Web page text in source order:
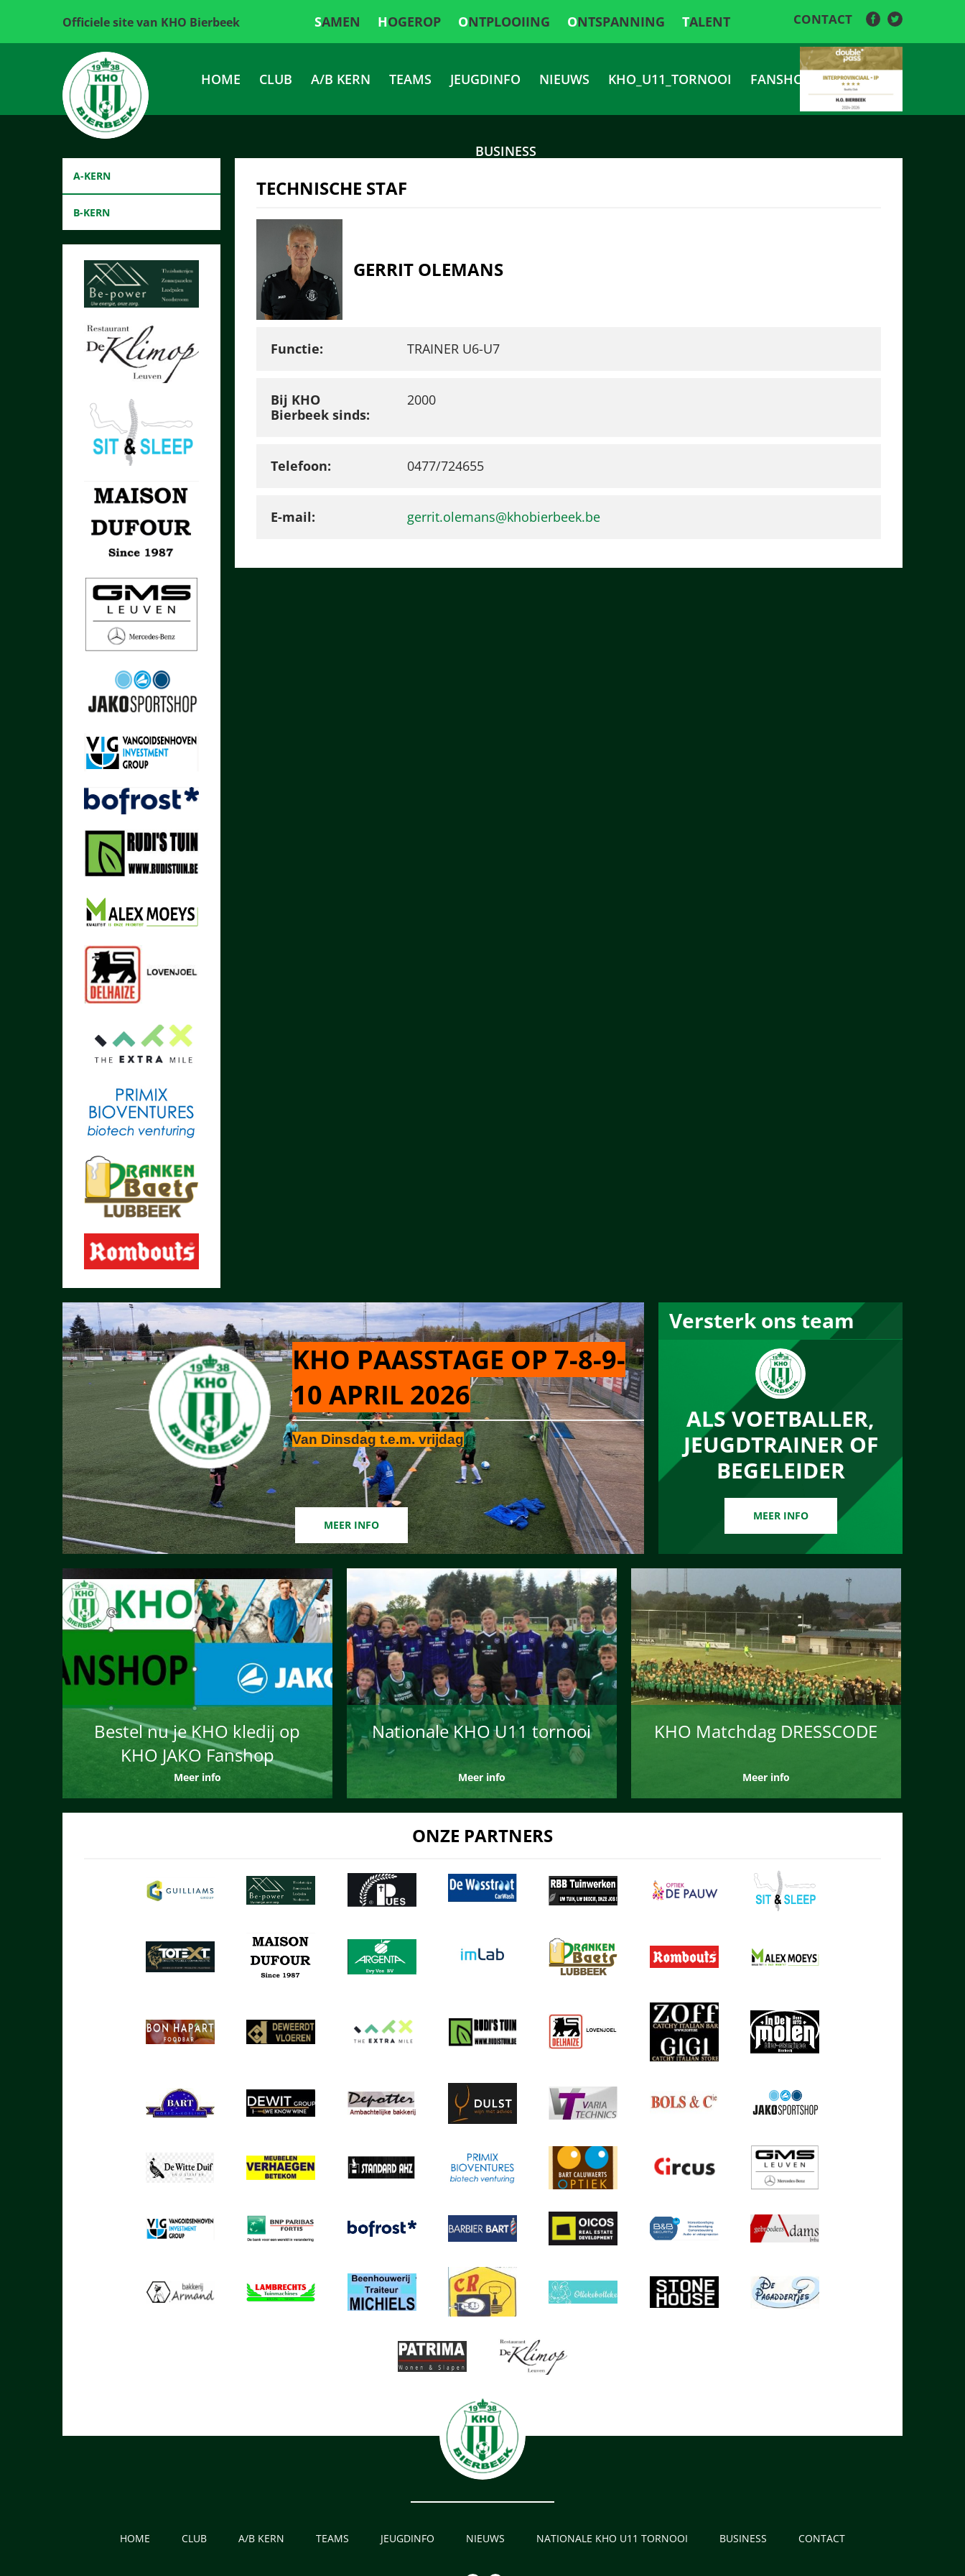
Officiele site van KHO Bierbeek SAMEN HOGEROP ONTPLOOIING ONTSPANNING TALENT CONTACT
HOME CLUB A/B KERN TEAMS JEUGDINFO NIEUWS KHO_U11_TORNOOI FANSHOP
BUSINESS
A-KERN
B-KERN
TECHNISCHE STAF
GERRIT OLEMANS
Functie TRAINER U6-U7
Bij KHO
Bierbeek sinds
2000
Telefoon 0477/724655
E-mail gerrit.olemans@khobierbeek.be
KHO PAASSTAGE OP 7-8-9-
10 APRIL 2026
Van Dinsdag t.e.m. vrijdag
MEER INFO
Versterk ons team
ALS VOETBALLER,
JEUGDTRAINER OF
BEGELEIDER
MEER INFO
Bestel nu je KHO kledij op
KHO JAKO Fanshop
Meer info
Nationale KHO U11 tornooi
Meer info
KHO Matchdag DRESSCODE
Meer info
ONZE PARTNERS
HOME CLUB A/B KERN TEAMS JEUGDINFO NIEUWS NATIONALE KHO U11 TORNOOI BUSINESS CONTACT